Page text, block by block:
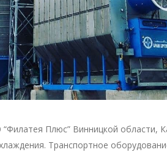
Плюс” Винницкой области,
Транспортное